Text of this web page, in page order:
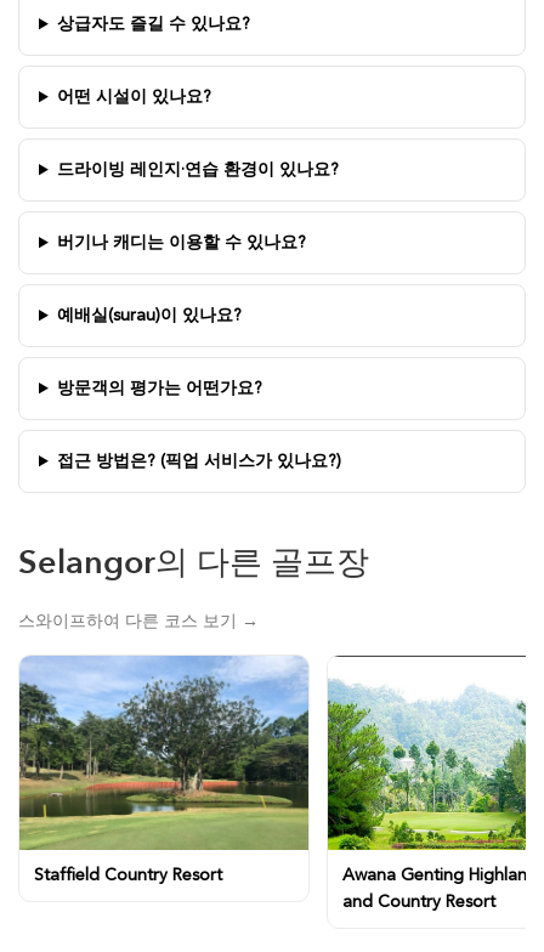
상급자도 즐길 수 있나요?
어떤 시설이 있나요?
드라이빙 레인지·연습 환경이 있나요?
버기나 캐디는 이용할 수 있나요?
예배실(surau)이 있나요?
방문객의 평가는 어떤가요?
접근 방법은? (픽업 서비스가 있나요?)
Selangor의 다른 골프장
스와이프하여 다른 코스 보기 →
Staffield Country Resort
Awana Genting
and Country Resort